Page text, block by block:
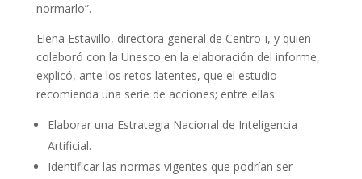
normarlo”.
Elena Estavillo, directora general de Centro-i, y quien
colaboró con la Unesco en la elaboración del informe,
explicó, ante los retos latentes, que el estudio
recomienda una serie de acciones; entre ellas:
Elaborar una Estrategia Nacional de Inteligencia
Artificial.
Identificar las normas vigentes que podrían ser